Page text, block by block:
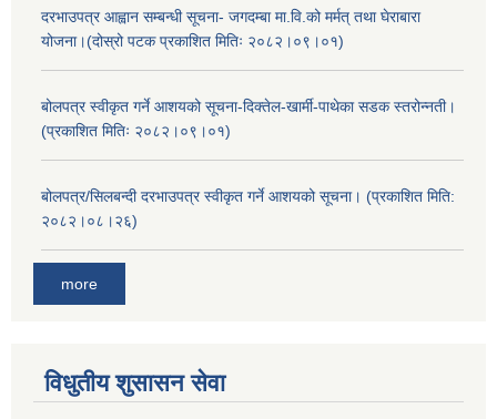
दरभाउपत्र आह्वान सम्बन्धी सूचना- जगदम्बा मा.वि.को मर्मत् तथा घेराबारा
योजना।(दोस्रो पटक प्रकाशित मितिः २०८२।०९।०१)
बोलपत्र स्वीकृत गर्ने आशयको सूचना-दिक्तेल-खार्मी-पाथेका सडक स्तरोन्नती।
(प्रकाशित मितिः २०८२।०९।०१)
बोलपत्र/सिलबन्दी दरभाउपत्र स्वीकृत गर्ने आशयको सूचना। (प्रकाशित मिति:
२०८२।०८।२६)
more
विधुतीय शुसासन सेवा